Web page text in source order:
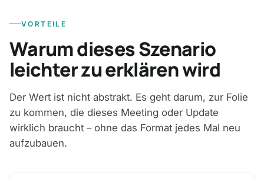
VORTEILE
Warum dieses Szenario
leichter zu erklären wird
Der Wert ist nicht abstrakt. Es geht darum, zur Folie
zu kommen, die dieses Meeting oder Update
wirklich braucht – ohne das Format jedes Mal neu
aufzubauen.